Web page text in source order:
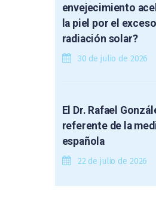
envejecimiento
la piel por el
radiación solar?
30 de julio de 2026
El Dr. Rafael
referente de la
española
22 de julio de 2026